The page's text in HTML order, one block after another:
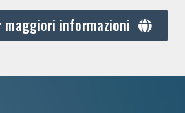
informazioni